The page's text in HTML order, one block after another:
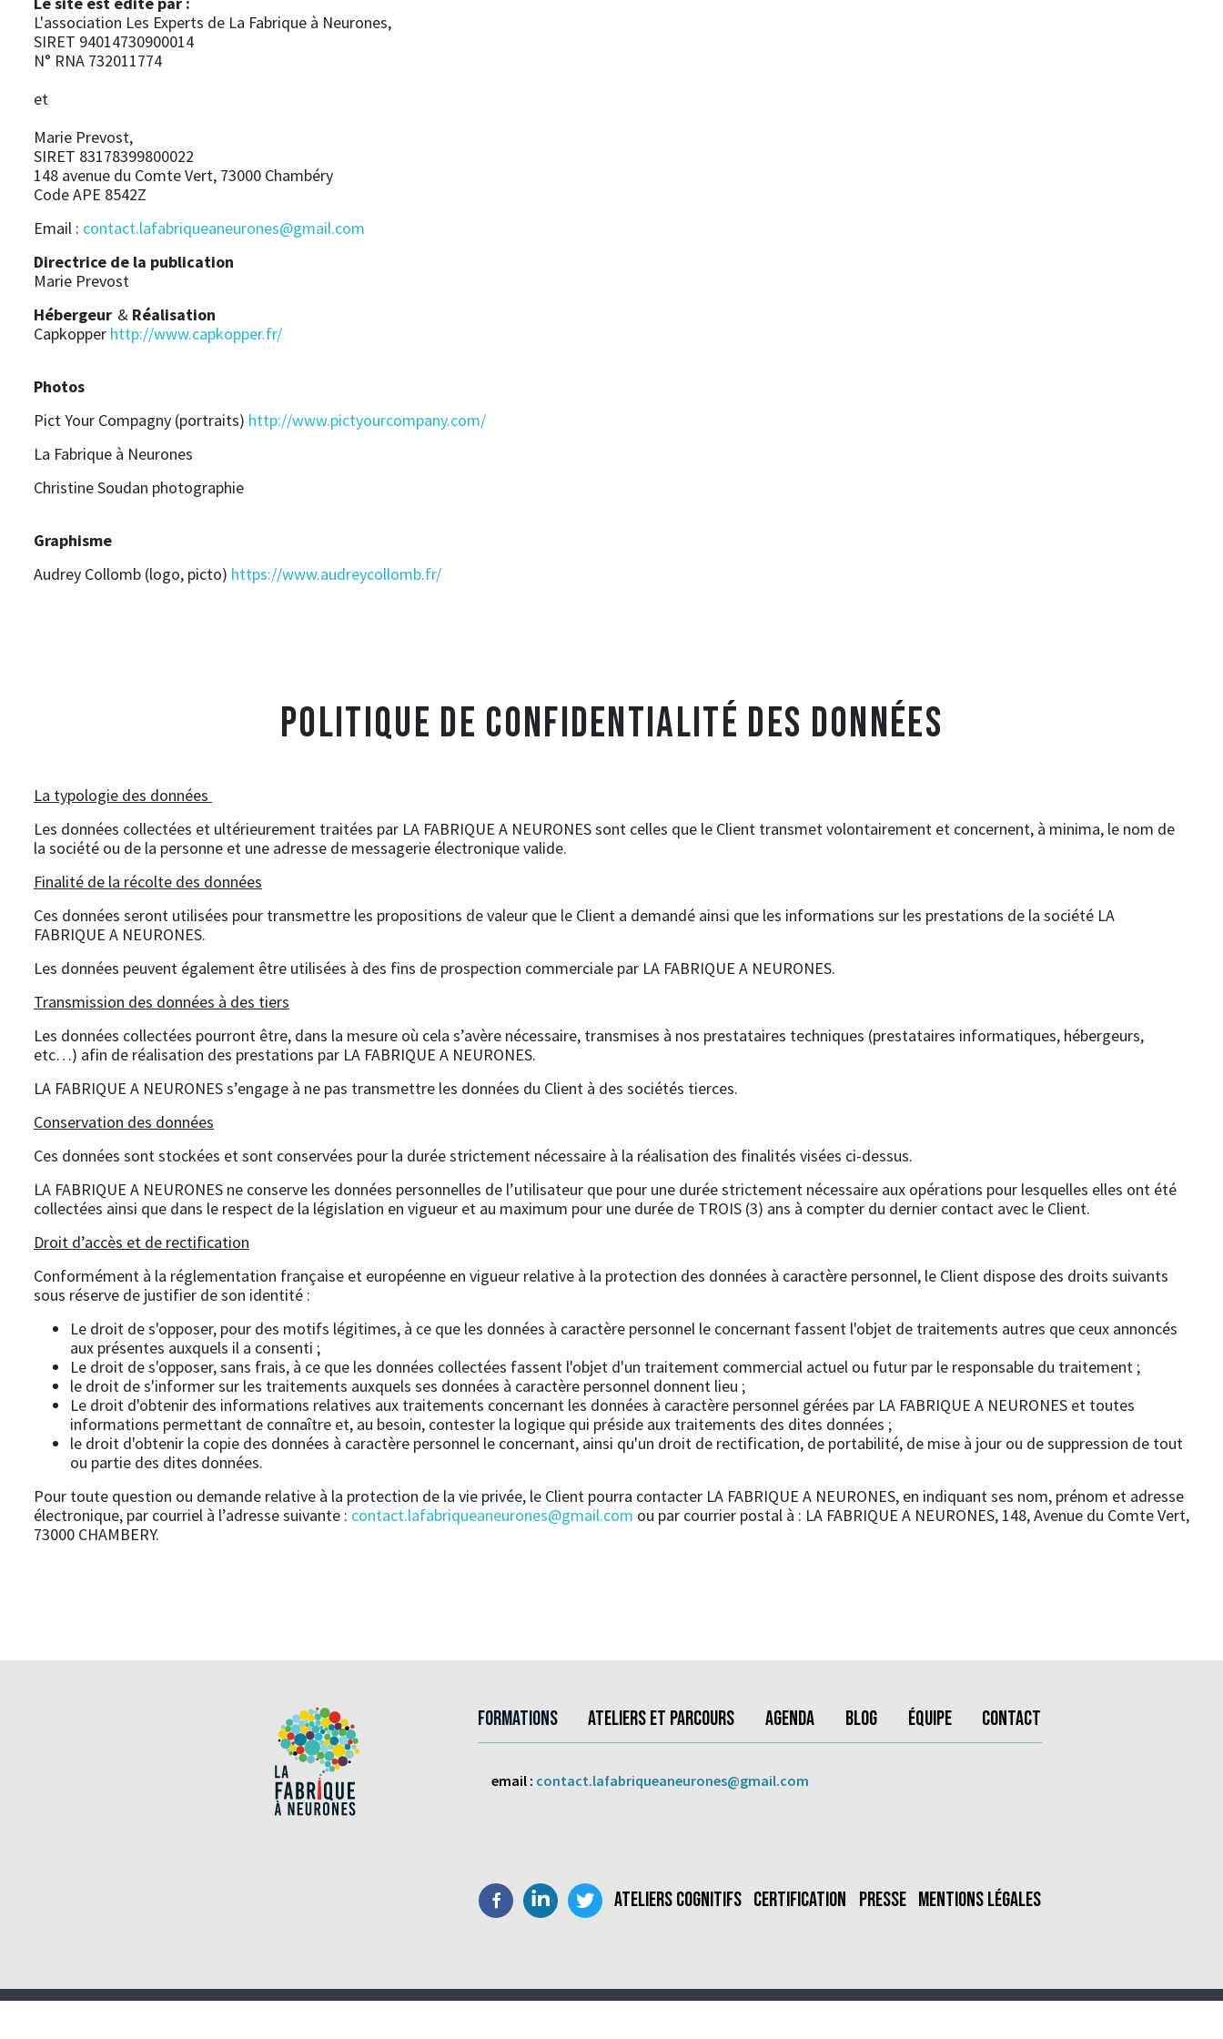
L'association Les Experts de La Fabrique à Neurones,
SIRET 94014730900014
N° RNA 732011774
et
Marie Prevost,
SIRET 83178399800022
148 avenue du Comte Vert, 73000 Chambéry
Code APE 8542Z
Email : contact.lafabriqueaneurones@gmail.com
Directrice de la publication
Marie Prevost
Hébergeur & Réalisation
Capkopper http://www.capkopper.fr/
Photos
Pict Your Compagny (portraits) http://www.pictyourcompany.com/
La Fabrique à Neurones
Christine Soudan photographie
Graphisme
Audrey Collomb (logo, picto) https://www.audreycollomb.fr/
POLITIQUE DE CONFIDENTIALITÉ DES DONNÉES
La typologie des données
Les données collectées et ultérieurement traitées par LA FABRIQUE A NEURONES sont celles que le Client transmet volontairement et concernent, à minima, le nom de
la société ou de la personne et une adresse de messagerie électronique valide.
Finalité de la récolte des données
Ces données seront utilisées pour transmettre les propositions de valeur que le Client a demandé ainsi que les informations sur les prestations de la société LA
FABRIQUE A NEURONES.
Les données peuvent également être utilisées à des fins de prospection commerciale par LA FABRIQUE A NEURONES.
Transmission des données à des tiers
Les données collectées pourront être, dans la mesure où cela s’avère nécessaire, transmises à nos prestataires techniques (prestataires informatiques, hébergeurs,
etc…) afin de réalisation des prestations par LA FABRIQUE A NEURONES.
LA FABRIQUE A NEURONES s’engage à ne pas transmettre les données du Client à des sociétés tierces.
Conservation des données
Ces données sont stockées et sont conservées pour la durée strictement nécessaire à la réalisation des finalités visées ci-dessus.
LA FABRIQUE A NEURONES ne conserve les données personnelles de l’utilisateur que pour une durée strictement nécessaire aux opérations pour lesquelles elles ont été
collectées ainsi que dans le respect de la législation en vigueur et au maximum pour une durée de TROIS (3) ans à compter du dernier contact avec le Client.
Droit d’accès et de rectification
Conformément à la réglementation française et européenne en vigueur relative à la protection des données à caractère personnel, le Client dispose des droits suivants
sous réserve de justifier de son identité :
Le droit de s'opposer, pour des motifs légitimes, à ce que les données à caractère personnel le concernant fassent l'objet de traitements autres que ceux annoncés
aux présentes auxquels il a consenti ;
Le droit de s'opposer, sans frais, à ce que les données collectées fassent l'objet d'un traitement commercial actuel ou futur par le responsable du traitement ;
le droit de s'informer sur les traitements auxquels ses données à caractère personnel donnent lieu ;
Le droit d'obtenir des informations relatives aux traitements concernant les données à caractère personnel gérées par LA FABRIQUE A NEURONES et toutes
informations permettant de connaître et, au besoin, contester la logique qui préside aux traitements des dites données ;
le droit d'obtenir la copie des données à caractère personnel le concernant, ainsi qu'un droit de rectification, de portabilité, de mise à jour ou de suppression de tout
ou partie des dites données.
Pour toute question ou demande relative à la protection de la vie privée, le Client pourra contacter LA FABRIQUE A NEURONES, en indiquant ses nom, prénom et adresse
électronique, par courriel à l’adresse suivante : contact.lafabriqueaneurones@gmail.com ou par courrier postal à : LA FABRIQUE A NEURONES, 148, Avenue du Comte Vert,
73000 CHAMBERY.
Formations Ateliers et parcours Agenda Blog Équipe Contact
Main navigation
email : contact.lafabriqueaneurones@gmail.com
FacebookLinkedIn
Twitter
Social medias
Ateliers Cognitifs Certification Presse Mentions légales
Pied de page